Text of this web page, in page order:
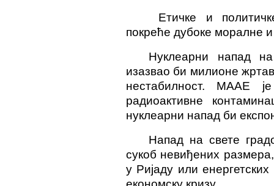
Етичке и
покреће дубоке моралне
Нуклеарни напад
изазвао би милионе
нестабилност. МААЕ
радиоактивне
нуклеарни напад би
Напад на свете
сукоб невиђених
у Ријаду или